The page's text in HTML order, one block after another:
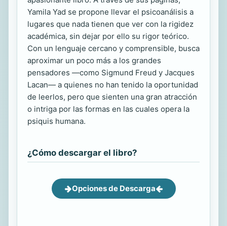
Yamila Yad se propone llevar el psicoanálisis a
lugares que nada tienen que ver con la rigidez
académica, sin dejar por ello su rigor teórico.
Con un lenguaje cercano y comprensible, busca
aproximar un poco más a los grandes
pensadores —como Sigmund Freud y Jacques
Lacan— a quienes no han tenido la oportunidad
de leerlos, pero que sienten una gran atracción
o intriga por las formas en las cuales opera la
psiquis humana.
¿Cómo descargar el libro?
Opciones de Descarga